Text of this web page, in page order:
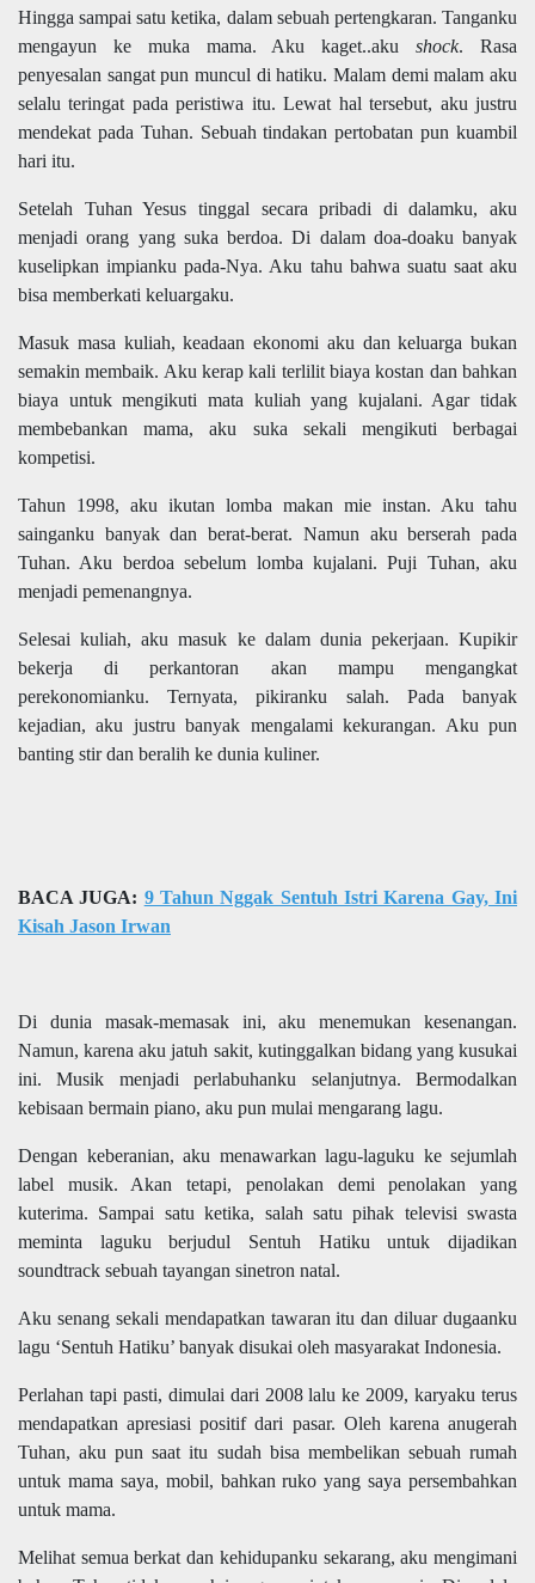
Hingga sampai satu ketika, dalam sebuah pertengkaran. Tanganku
mengayun ke muka mama. Aku kaget..akushock. Rasa
penyesalan sangat pun muncul di hatiku. Malam demi malam aku
selalu teringat pada peristiwa itu. Lewat hal tersebut, aku justru
mendekat pada Tuhan. Sebuah tindakan pertobatan pun kuambil
hari itu.
Setelah Tuhan Yesus tinggal secara pribadi di dalamku, aku
menjadi orang yang suka berdoa. Di dalam doa-doaku banyak
kuselipkan impianku pada-Nya. Aku tahu bahwa suatu saat aku
bisa memberkati keluargaku.
Masuk masa kuliah, keadaan ekonomi aku dan keluarga bukan
semakin membaik. Aku kerap kali terlilit biaya kostan dan bahkan
biaya untuk mengikuti mata kuliah yang kujalani. Agar tidak
membebankan mama, aku suka sekali mengikuti berbagai
kompetisi.
Tahun 1998, aku ikutan lomba makan mie instan. Aku tahu
sainganku banyak dan berat-berat. Namun aku berserah pada
Tuhan. Aku berdoa sebelum lomba kujalani. Puji Tuhan, aku
menjadi pemenangnya.
Selesai kuliah, aku masuk ke dalam dunia pekerjaan. Kupikir
bekerja di perkantoran akan mampu mengangkat
perekonomianku. Ternyata, pikiranku salah. Pada banyak
kejadian, aku justru banyak mengalami kekurangan. Aku pun
banting stir dan beralih ke dunia kuliner.
BACA JUGA: 9 Tahun Nggak Sentuh Istri Karena Gay, Ini
Kisah Jason Irwan
Di dunia masak-memasak ini, aku menemukan kesenangan.
Namun, karena aku jatuh sakit, kutinggalkan bidang yang kusukai
ini. Musik menjadi perlabuhanku selanjutnya. Bermodalkan
kebisaan bermain piano, aku pun mulai mengarang lagu.
Dengan keberanian, aku menawarkan lagu-laguku ke sejumlah
label musik. Akan tetapi, penolakan demi penolakan yang
kuterima. Sampai satu ketika, salah satu pihak televisi swasta
meminta laguku berjudul Sentuh Hatiku untuk dijadikan
soundtrack sebuah tayangan sinetron natal.
Aku senang sekali mendapatkan tawaran itu dan diluar dugaanku
lagu ‘Sentuh Hatiku’ banyak disukai oleh masyarakat Indonesia.
Perlahan tapi pasti, dimulai dari 2008 lalu ke 2009, karyaku terus
mendapatkan apresiasi positif dari pasar. Oleh karena anugerah
Tuhan, aku pun saat itu sudah bisa membelikan sebuah rumah
untuk mama saya, mobil, bahkan ruko yang saya persembahkan
untuk mama.
Melihat semua berkat dan kehidupanku sekarang, aku mengimani